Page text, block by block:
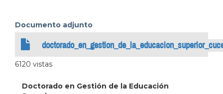
Documento adjunto
6120 vistas
Doctorado en Gestión de la Educación